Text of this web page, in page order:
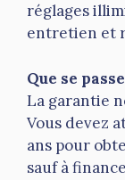
réglages
entretien et
Que se
La garantie
Vous devez
ans pour
sauf à